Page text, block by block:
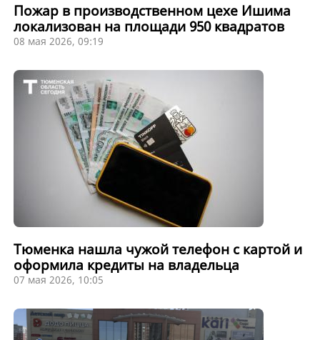
Пожар в производственном цехе Ишима
локализован на площади 950 квадратов
08 мая 2026, 09:19
Тюменка нашла чужой телефон с картой и
оформила кредиты на владельца
07 мая 2026, 10:05